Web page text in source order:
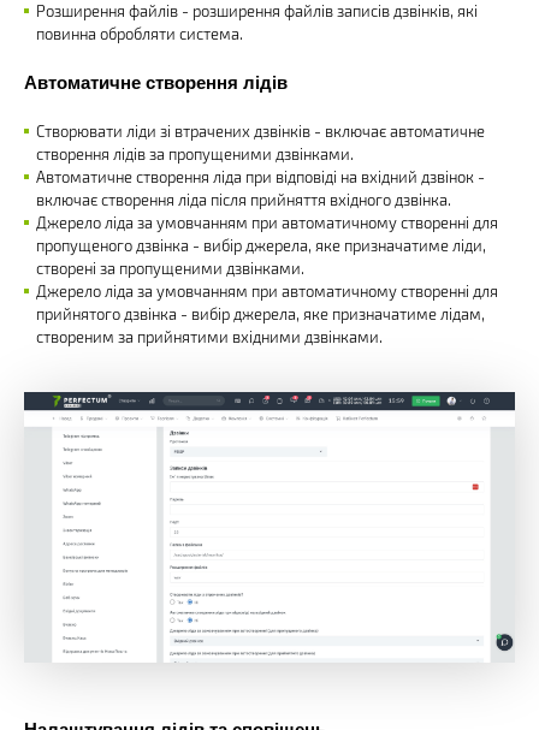
Розширення файлів - розширення файлів записів дзвінків, які
повинна обробляти система.
Автоматичне створення лідів
Створювати ліди зі втрачених дзвінків - включає автоматичне
створення лідів за пропущеними дзвінками.
Автоматичне створення ліда при відповіді на вхідний дзвінок -
включає створення ліда після прийняття вхідного дзвінка.
Джерело ліда за умовчанням при автоматичному створенні для
пропущеного дзвінка - вибір джерела, яке призначатиме ліди,
створені за пропущеними дзвінками.
Джерело ліда за умовчанням при автоматичному створенні для
прийнятого дзвінка - вибір джерела, яке призначатиме лідам,
створеним за прийнятими вхідними дзвінками.